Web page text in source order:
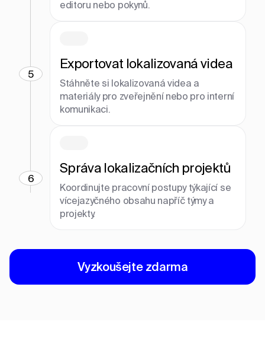
editoru nebo pokynů.
5
Exportovat lokalizovaná videa
Stáhněte si lokalizovaná videa a
materiály pro zveřejnění nebo pro interní
komunikaci.
6
Správa lokalizačních projektů
Koordinujte pracovní postupy týkající se
vícejazyčného obsahu napříč týmy a
projekty.
Vyzkoušejte zdarma